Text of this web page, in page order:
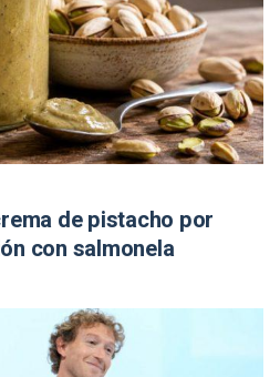
de pistacho por
con salmonela